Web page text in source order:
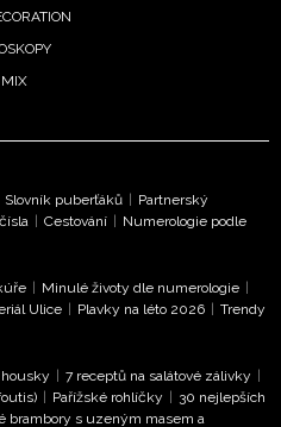
ODESLAT
MIX
Slovník puberťáků
Partnerský
Cestování
Numerologie podle
Minulé životy dle numerologie
Ulice Plavky na léto 2026
Trendy
7 receptů na salátové zálivky
Pařížské rohlíčky
30 nejlepších
brambory s uzeným masem a